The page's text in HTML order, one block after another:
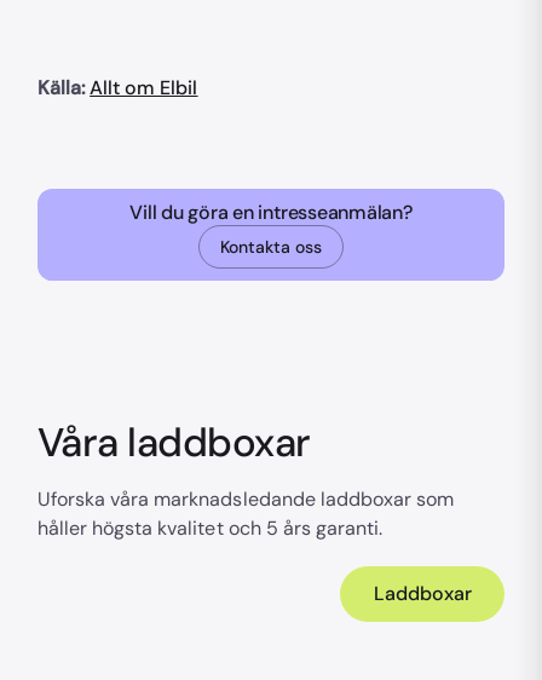
Källa:Allt om Elbil
Vill du göra en intresseanmälan?
Kontakta oss
Våra laddboxar
Uforska våra marknadsledande laddboxar som
håller högsta kvalitet och 5 års garanti.
Laddboxar